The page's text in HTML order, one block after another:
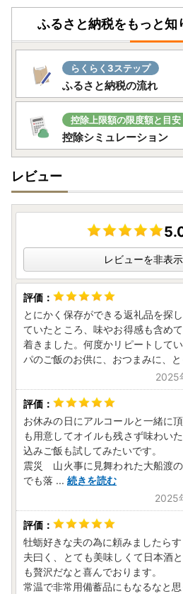
ただけますと幸いです。
※発送後の配送先変更はお受けでき
転送時にかかる送料は受取人様の
承ください。
【お届け後の確認事項】
返礼品がお手元に届きましたら、
認ください。万が一、破損や不備
せ先までご連絡ください。
なお、受け取り後に一定期間が経
は、対応いたしかねる場合がござ
は早めの確認をお願いいたします。
■問い合わせについて■
メールでのお問い合わせが非常に
しております。誠に恐縮ではござ
週間ほどお時間を頂く場合もござ
承ください。また、お電話も大変
かけしておりますが、何卒よろし
▼お問い合わせ先
電話：050-1730-1198（9:00～
を除く）
メール：ofunato@furusato-
ふるさと納税をもっと知
らくらく3ステップ
ふるさと納税の流れ
控除上限額の限度額と目安
控除シミュレーション
レビュー
レビューを非表
とにかく保存ができる返礼品を探
ていたところ、味やお得感も含め
着きました。何度かリピートして
パのご飯のお供に、おつまみに、と
2025
お休みの日にアルコールと一緒に
も用意してオイルも残さず味わい
込みご飯も試してみたいです。
震災 山火事に見舞われた大船渡
でも落 ... 続きを読む
2025
牡蛎好きな夫の為に頼みましたらす
夫曰く、とても美味しくて日本酒
も贅沢だなと喜んでおります。
常温で非常用備蓄品にもなるなと